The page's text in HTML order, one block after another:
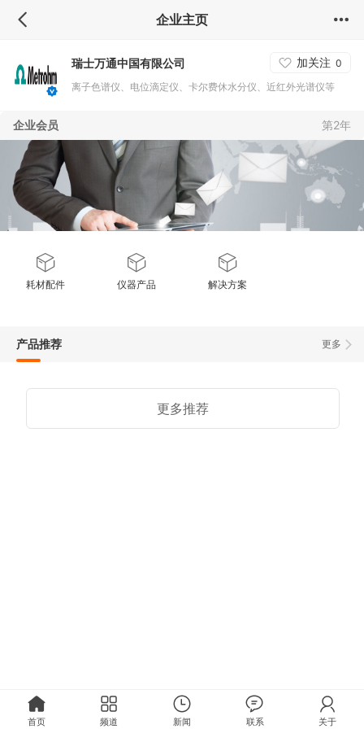
企业主页
瑞士万通中国有限公司 加关注 0
离子色谱仪、电位滴定仪、卡尔费休水分仪、近红外光谱仪等
企业会员 第2年
耗材配件 仪器产品 解决方案
更多
产品推荐
更多推荐
首页 频道 新闻 联系 关于